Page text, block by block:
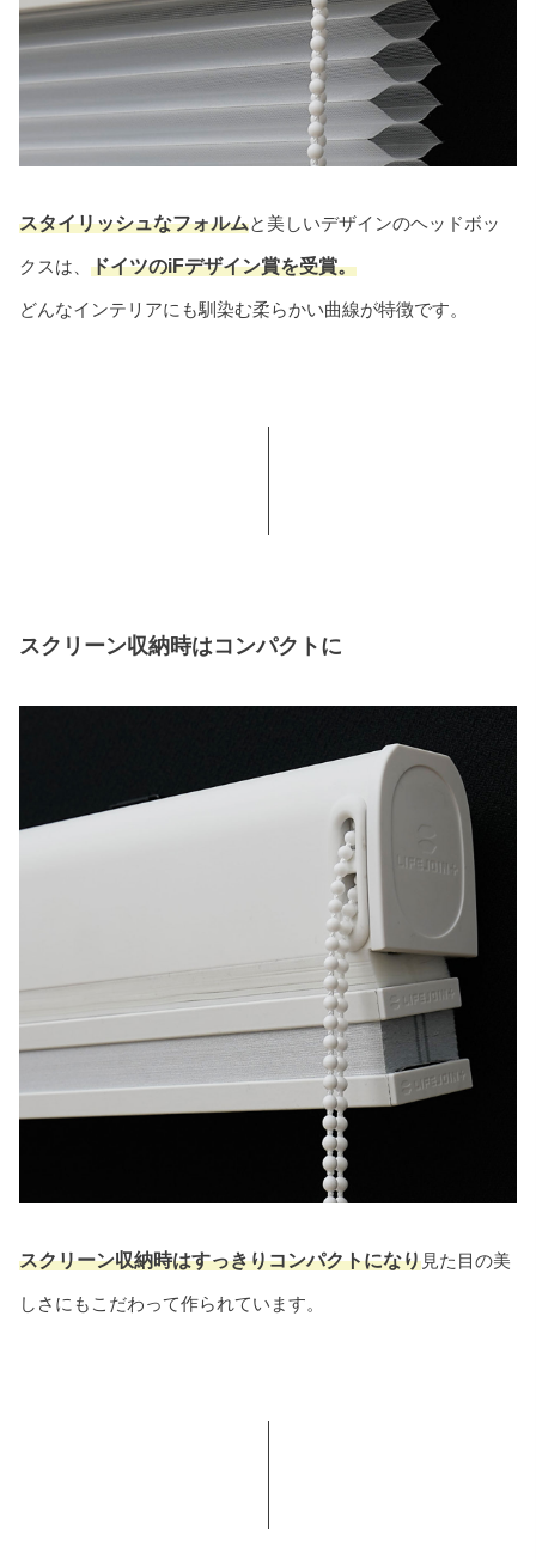
スタイリッシュなフォルムと美しいデザインのヘッドボッ
クスは、 ドイツのiFデザイン賞を受賞。
どんなインテリアにも馴染む柔らかい曲線が特徴です。
スクリーン収納時はコンパクトに
スクリーン収納時はすっきりコンパクトになり見た目の美
しさにもこだわって作られています。